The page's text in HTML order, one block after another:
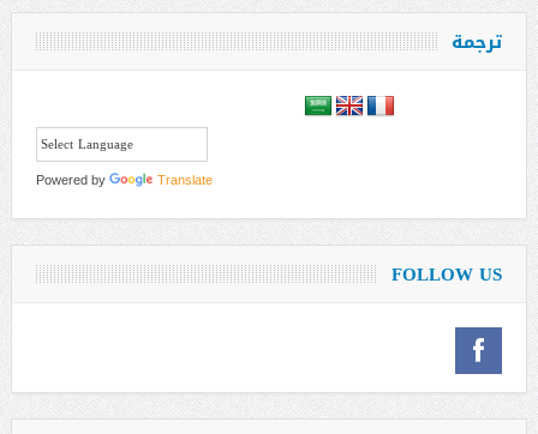
ترجمة
Powered by Translate
FOLLOW US